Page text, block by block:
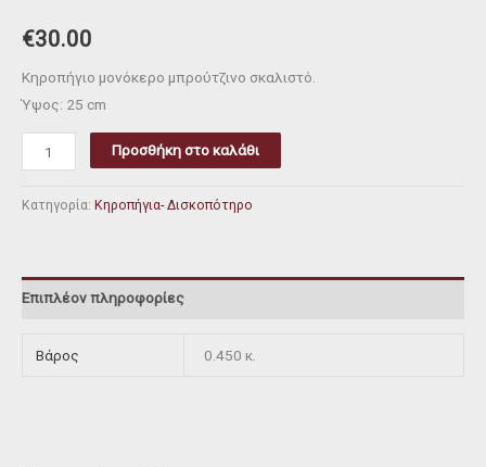
€30.00
Κηροπήγιο μονόκερο μπρούτζινο σκαλιστό.
Ύψος: 25 cm
Προσθήκη στο καλάθι
Κατηγορία: Κηροπήγια- Δισκοπότηρο
Επιπλέον πληροφορίες
Βάρος 0.450 κ.